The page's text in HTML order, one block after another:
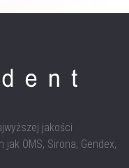
jakości
OMS, Sirona, Gendex,